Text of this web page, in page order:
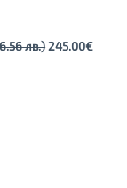
лв.)245.00€